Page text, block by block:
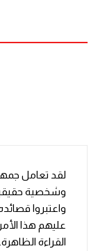
لقد تعامل
وشخصية حقيقية
واعتبروا
عليهم هذا
القراءة